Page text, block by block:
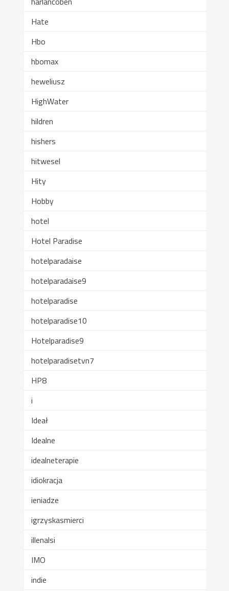
Hate
Hbo
hbomax
heweliusz
HighWater
hildren
hishers
hitwesel
Hity
Hobby
hotel
Hotel Paradise
hotelparadaise
hotelparadaise9
hotelparadise
hotelparadise10
Hotelparadise9
hotelparadisetvn7
HP8
i
Ideał
Idealne
idealneterapie
idiokracja
ieniadze
igrzyskasmierci
illenalsi
IMO
indie